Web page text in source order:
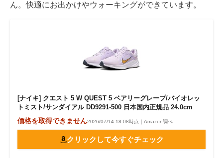
ん。快適にお出かけやウォーキングができています。
[ナイキ] クエスト 5 W QUEST 5 ベアリーグレープ/バイオレッ
トミスト/サンダイアル DD9291-500 日本国内正規品 24.0cm
価格を取得できません2026/07/14 18:08時点｜Amazon調べ
クリックして今すぐチェック